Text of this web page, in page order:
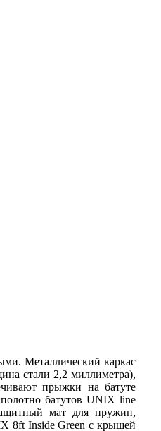
Металлический каркас
стали 2,2 миллиметра),
прыжки на батуте
батутов UNIX line
мат для пружин,
8ft Inside Green с крышей